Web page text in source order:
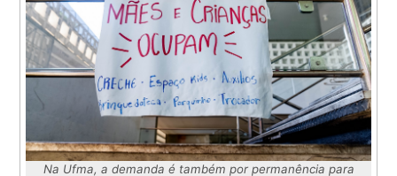
Na Ufma, a demanda é também por permanência para